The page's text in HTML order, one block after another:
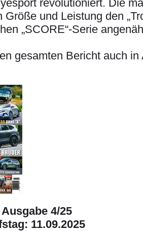
revolutioniert. Die
Größe und Leistung den
„SCORE“-Serie
gesamten Bericht auch
4/25
11.09.2025